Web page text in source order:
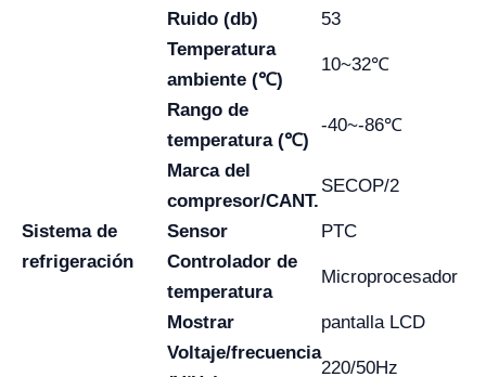
Ruido (db)
53
Temperatura
ambiente (℃)
10~32℃
Rango de
temperatura (℃)
-40~-86℃
Sistema de
refrigeración
Marca del
compresor/CANT.
SECOP/2
Sensor
PTC
Controlador de
temperatura
Microprocesador
Mostrar
pantalla LCD
Voltaje/frecuencia
220/50Hz